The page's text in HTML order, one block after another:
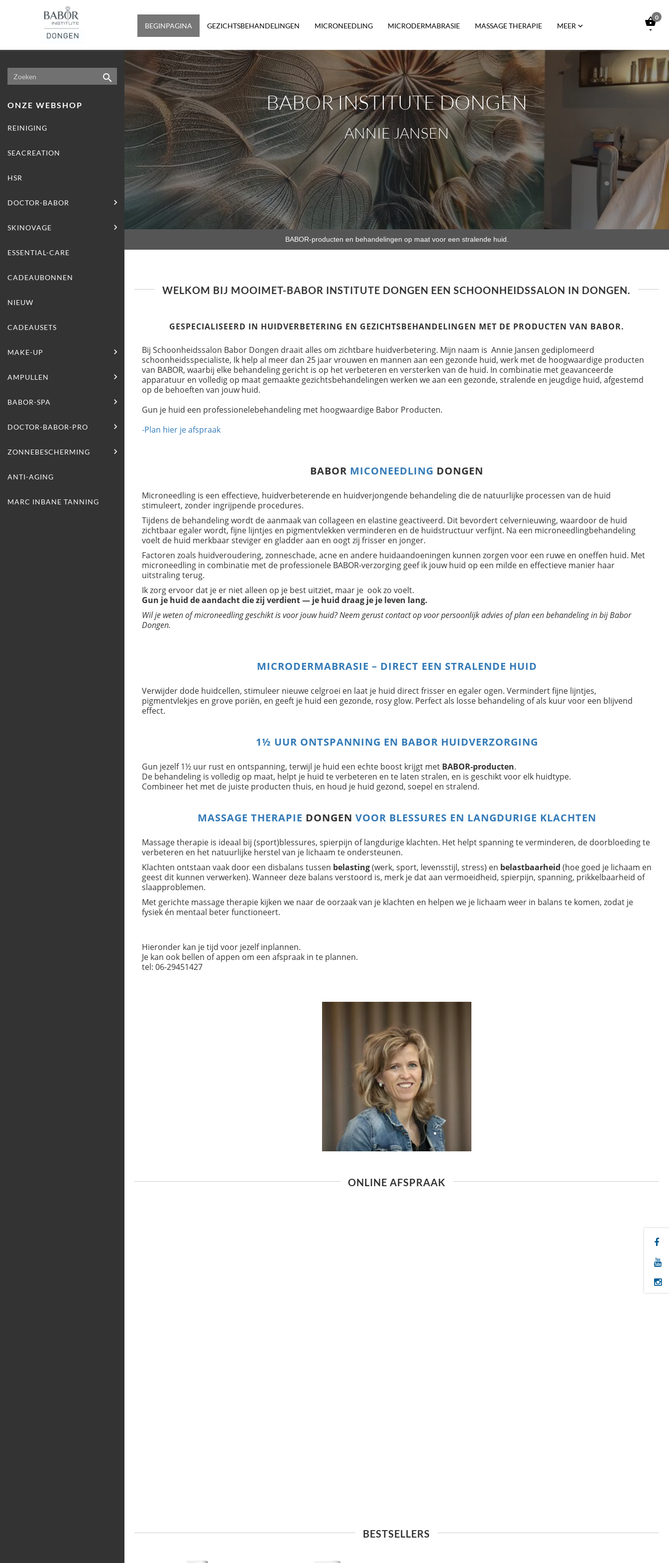
BEGINPAGINA GEZICHTSBEHANDELINGEN MICRONEEDLING MICRODERMABRASIE MASSAGE THERAPIE MEER  

0

ONZE WEBSHOP
REINIGING
SEACREATION
HSR
DOCTOR-BABOR  HYDRO-CELLULAR
LIFTING-CELLULAR
RESURFACE - REFINE-CELLULAR
SKINOVAGE  VITALIZING (VERMOEIDE HUID)
MOISTURIZING (DROGE HUID)
BALANCING (GEMENGDE HUID)
PURIFYING (PROBLEEM/ONZUIVERE HUID)
ESSENTIAL-CARE
CADEAUBONNEN
NIEUW
CADEAUSETS
MAKE-UP  OOG-MAKE-UP
FACE-MAKE-UP
EYE-BROW-MAKE-UP
AMPULLEN  VOCHT AMPULLEN
HERSTELLENDE AMPULLEN
BABOR-SPA 
DOCTOR-BABOR-PRO  BABOR PRO CREME
ZONNEBESCHERMING 
ANTI-AGING
MARC INBANE TANNING
BABOR INSTITUTE DONGEN
ANNIE JANSEN
BABOR-producten en behandelingen op maat voor een stralende huid.
WELKOM BIJ MOOIMET-BABOR INSTITUTE DONGEN EEN SCHOONHEIDSSALON IN DONGEN.
GESPECIALISEERD IN HUIDVERBETERING EN GEZICHTSBEHANDELINGEN MET DE PRODUCTEN VAN BABOR.
Bij Schoonheidssalon Babor Dongen draait alles om zichtbare huidverbetering. Mijn naam is Annie Jansen gediplomeerd
schoonheidsspecialiste, Ik help al meer dan 25 jaar vrouwen en mannen aan een gezonde huid, werk met de hoogwaardige producten
van BABOR, waarbij elke behandeling gericht is op het verbeteren en versterken van de huid. In combinatie met geavanceerde
apparatuur en volledig op maat gemaakte gezichtsbehandelingen werken we aan een gezonde, stralende en jeugdige huid, afgestemd
op de behoeften van jouw huid.
Gun je huid een professionelebehandeling met hoogwaardige Babor Producten.
-Plan hier je afspraak
BABOR MICONEEDLING DONGEN
Microneedling is een effectieve, huidverbeterende en huidverjongende behandeling die de natuurlijke processen van de huid
stimuleert, zonder ingrijpende procedures.
Tijdens de behandeling wordt de aanmaak van collageen en elastine geactiveerd. Dit bevordert celvernieuwing, waardoor de huid
zichtbaar egaler wordt, fijne lijntjes en pigmentvlekken verminderen en de huidstructuur verfijnt. Na een microneedlingbehandeling
voelt de huid merkbaar steviger en gladder aan en oogt zij frisser en jonger.
Factoren zoals huidveroudering, zonneschade, acne en andere huidaandoeningen kunnen zorgen voor een ruwe en oneffen huid. Met
microneedling in combinatie met de professionele BABOR-verzorging geef ik jouw huid op een milde en effectieve manier haar
uitstraling terug.
Ik zorg ervoor dat je er niet alleen op je best uitziet, maar je ook zo voelt.
Gun je huid de aandacht die zij verdient — je huid draag je je leven lang.
Wil je weten of microneedling geschikt is voor jouw huid? Neem gerust contact op voor persoonlijk advies of plan een behandeling in bij Babor
Dongen.
MICRODERMABRASIE – DIRECT EEN STRALENDE HUID
Verwijder dode huidcellen, stimuleer nieuwe celgroei en laat je huid direct frisser en egaler ogen. Vermindert fijne lijntjes,
pigmentvlekjes en grove poriën, en geeft je huid een gezonde, rosy glow. Perfect als losse behandeling of als kuur voor een blijvend
effect.
1½ UUR ONTSPANNING EN BABOR HUIDVERZORGING
Gun jezelf 1½ uur rust en ontspanning, terwijl je huid een echte boost krijgt met BABOR-producten.
De behandeling is volledig op maat, helpt je huid te verbeteren en te laten stralen, en is geschikt voor elk huidtype.
Combineer het met de juiste producten thuis, en houd je huid gezond, soepel en stralend.
MASSAGE THERAPIE DONGEN VOOR BLESSURES EN LANGDURIGE KLACHTEN
Massage therapie is ideaal bij (sport)blessures, spierpijn of langdurige klachten. Het helpt spanning te verminderen, de doorbloeding te
verbeteren en het natuurlijke herstel van je lichaam te ondersteunen.
Klachten ontstaan vaak door een disbalans tussen belasting(werk, sport, levensstijl, stress) en belastbaarheid (hoe goed je lichaam en
geest dit kunnen verwerken). Wanneer deze balans verstoord is, merk je dat aan vermoeidheid, spierpijn, spanning, prikkelbaarheid of
slaapproblemen.
Met gerichte massage therapie kijken we naar de oorzaak van je klachten en helpen we je lichaam weer in balans te komen, zodat je
fysiek én mentaal beter functioneert.
Hieronder kan je tijd voor jezelf inplannen.
Je kan ook bellen of appen om een afspraak in te plannen.
tel: 06-29451427
ONLINE AFSPRAAK
BESTSELLERS